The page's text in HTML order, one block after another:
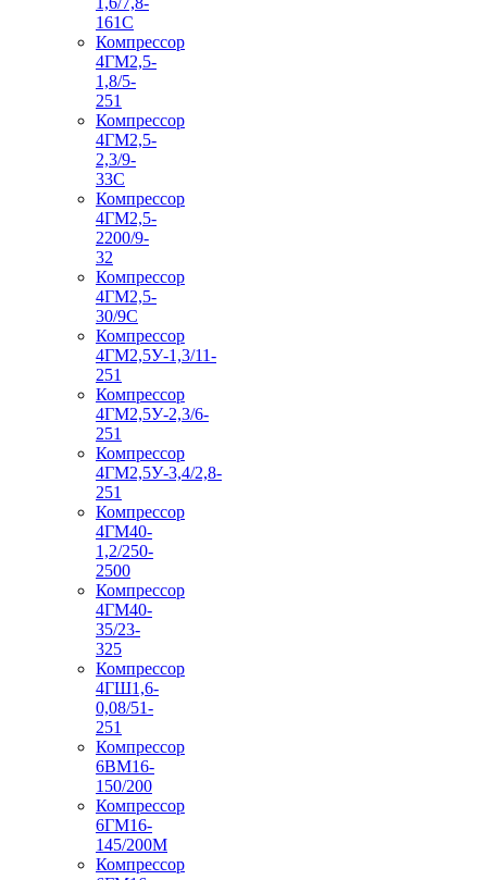
161С
Компрессор
4ГМ2,5-
1,8/5-
251
Компрессор
4ГМ2,5-
2,3/9-
33С
Компрессор
4ГМ2,5-
2200/9-
32
Компрессор
4ГМ2,5-
30/9С
Компрессор
4ГМ2,5У-1,3/11-
251
Компрессор
4ГМ2,5У-2,3/6-
251
Компрессор
4ГМ2,5У-3,4/2,8-
251
Компрессор
4ГМ40-
1,2/250-
2500
Компрессор
4ГМ40-
35/23-
325
Компрессор
4ГШ1,6-
0,08/51-
251
Компрессор
6ВМ16-
150/200
Компрессор
6ГМ16-
145/200М
Компрессор